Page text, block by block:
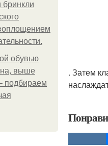
бринкли
обувью
выше
подбираем
. Затем